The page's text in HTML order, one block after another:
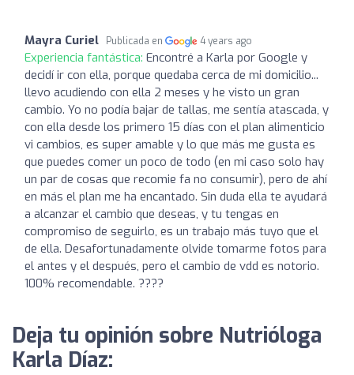
Mayra Curiel Publicada en 4 years ago
Experiencia fantástica: Encontré a Karla por Google y
decidí ir con ella, porque quedaba cerca de mi domicilio...
llevo acudiendo con ella 2 meses y he visto un gran
cambio. Yo no podía bajar de tallas, me sentía atascada, y
con ella desde los primero 15 días con el plan alimenticio
vi cambios, es super amable y lo que más me gusta es
que puedes comer un poco de todo (en mi caso solo hay
un par de cosas que recomie fa no consumir), pero de ahí
en más el plan me ha encantado. Sin duda ella te ayudará
a alcanzar el cambio que deseas, y tu tengas en
compromiso de seguirlo, es un trabajo más tuyo que el
de ella. Desafortunadamente olvide tomarme fotos para
el antes y el después, pero el cambio de vdd es notorio.
100% recomendable. ????
Deja tu opinión sobre Nutrióloga
Karla Díaz: